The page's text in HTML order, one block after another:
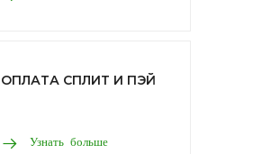
ОПЛАТА СПЛИТ И ПЭЙ
Узнать больше